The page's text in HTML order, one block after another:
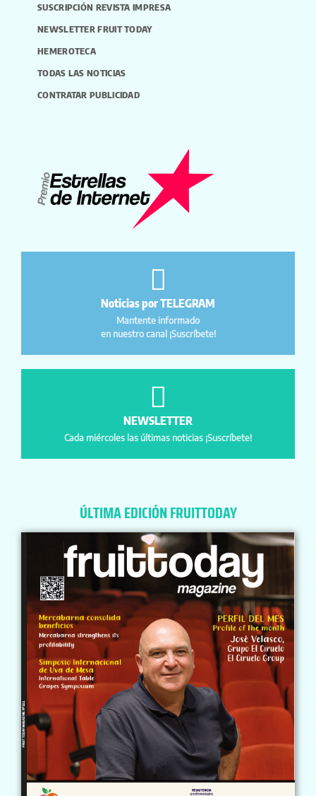
SUSCRIPCIÓN REVISTA IMPRESA
NEWSLETTER FRUIT TODAY
HEMEROTECA
TODAS LAS NOTICIAS
CONTRATAR PUBLICIDAD
Noticias por TELEGRAM
Mantente informado
en nuestro canal ¡Suscríbete!
NEWSLETTER
Cada miércoles las últimas noticias ¡Suscríbete!
ÚLTIMA EDICIÓN FRUITTODAY